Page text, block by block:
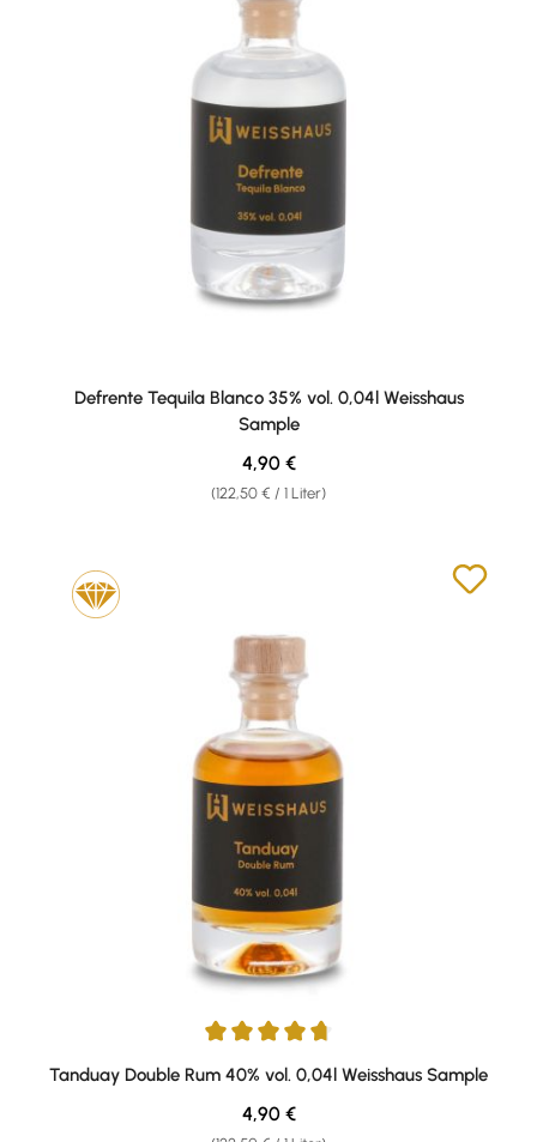
Defrente Tequila Blanco 35% vol. 0,04l Weisshaus
Sample
(122,50 € / 1 Liter)
Regulärer Preis:
4,90 €
Durchschnittliche Bewertung von 4.67 von 5 Sternen
Tanduay Double Rum 40% vol. 0,04l Weisshaus Sample
Regulärer Preis:
4,90 €